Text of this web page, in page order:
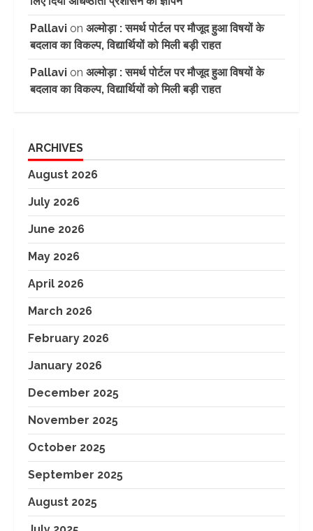
Pallavi on अल्मोड़ा : समर्थ पोर्टल पर मौजूद हुआ विषयों के
बदलाव का विकल्प, विद्यार्थियों को मिली बड़ी राहत
Pallavi on अल्मोड़ा : समर्थ पोर्टल पर मौजूद हुआ विषयों के
बदलाव का विकल्प, विद्यार्थियों को मिली बड़ी राहत
ARCHIVES
August 2026
July 2026
June 2026
May 2026
April 2026
March 2026
February 2026
January 2026
December 2025
November 2025
October 2025
September 2025
August 2025